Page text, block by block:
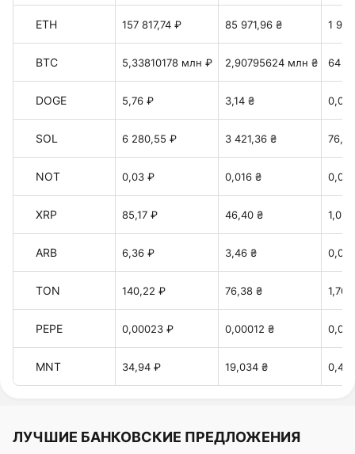
ETH 157 817,74 ₽ 85 971,96 ₴ 1
BTC 5,33810178 млн ₽ 2,90795624 млн ₴ 64
DOGE 5,76 ₽ 3,14 ₴ 0,07
SOL 6 280,55 ₽ 3 421,36 ₴
NOT 0,03 ₽ 0,016 ₴
XRP 85,17 ₽ 46,40 ₴
ARB 6,36 ₽ 3,46 ₴
TON 140,22 ₽ 76,38 ₴ 1,70
PEPE 0,00023 ₽ 0,00012 ₴
MNT 34,94 ₽ 19,034 ₴ 0,42
ЛУЧШИЕ БАНКОВСКИЕ ПРЕДЛОЖЕНИЯ